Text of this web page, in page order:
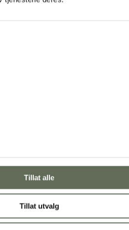
Tillat alle
Tillat utvalg
servert nydelig mat og drikke!
en morsom og tydelig måte. Mat og
stemning på min 70-års dag. Min
restauranten.